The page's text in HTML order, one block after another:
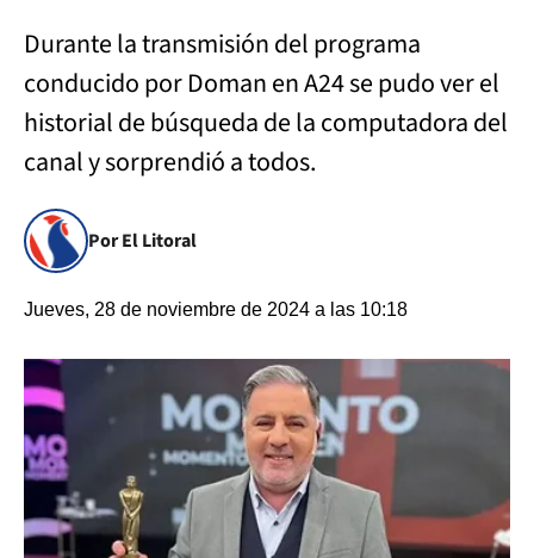
Durante la transmisión del programa
conducido por Doman en A24 se pudo ver el
historial de búsqueda de la computadora del
canal y sorprendió a todos.
Por El Litoral
Jueves, 28 de noviembre de 2024 a las 10:18